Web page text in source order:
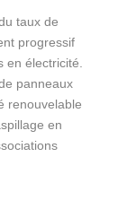
taux de
progressif
en électricité.
panneaux
renouvelable
en